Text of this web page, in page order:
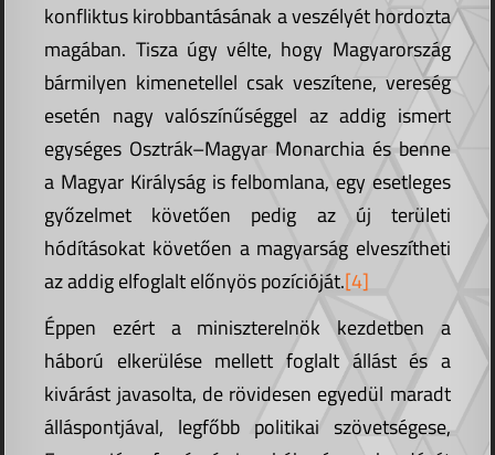
konfliktus kirobbantásának a veszélyét hordozta
magában. Tisza úgy vélte, hogy Magyarország
bármilyen kimenetellel csak veszítene, vereség
esetén nagy valószínűséggel az addig ismert
egységes Osztrák–Magyar Monarchia és benne
a Magyar Királyság is felbomlana, egy esetleges
győzelmet követően pedig az új területi
hódításokat követően a magyarság elveszítheti
az addig elfoglalt előnyös pozícióját.[4]
Éppen ezért a miniszterelnök kezdetben a
háború elkerülése mellett foglalt állást és a
kivárást javasolta, de rövidesen egyedül maradt
álláspontjával, legfőbb politikai szövetségese,